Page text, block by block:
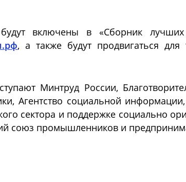
включены в «Сборник
, а также будут продвигаться
Минтруд России,
Агентство социальной
сектора и поддержке социально
союз промышленников и